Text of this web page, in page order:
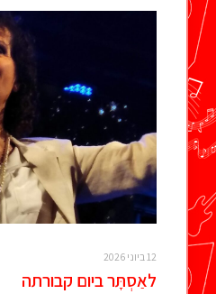
12 ביוני 2026
לאַסְתָּר ביום קבורתה